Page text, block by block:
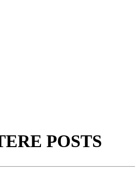
POSTS